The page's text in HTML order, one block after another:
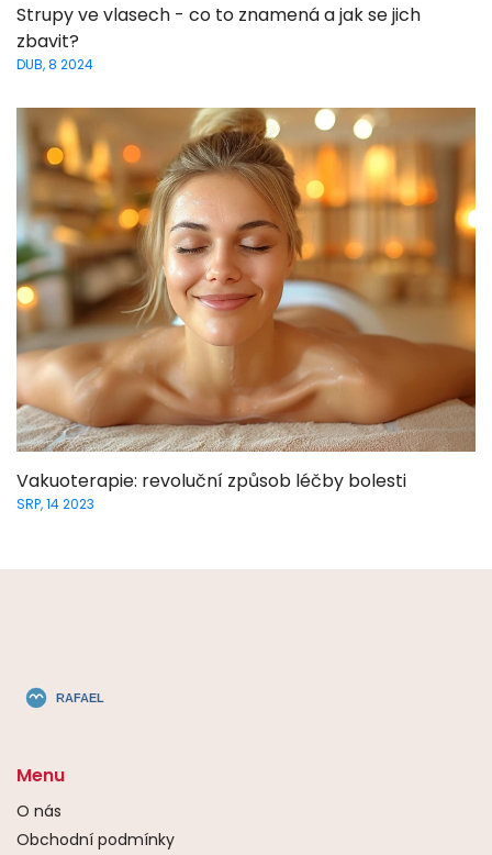
Strupy ve vlasech - co to znamená a jak se jich
zbavit?
DUB, 8 2024
Vakuoterapie: revoluční způsob léčby bolesti
SRP, 14 2023
Menu
O nás
Obchodní podmínky